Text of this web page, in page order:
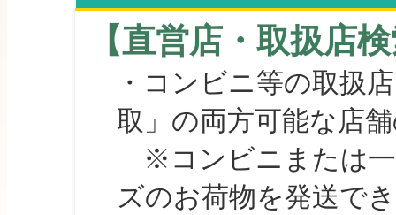
【直営店・取扱店
・コンビニ等の取扱
取」の両方可能な店
※コンビニまたは一
ズのお荷物を発送で